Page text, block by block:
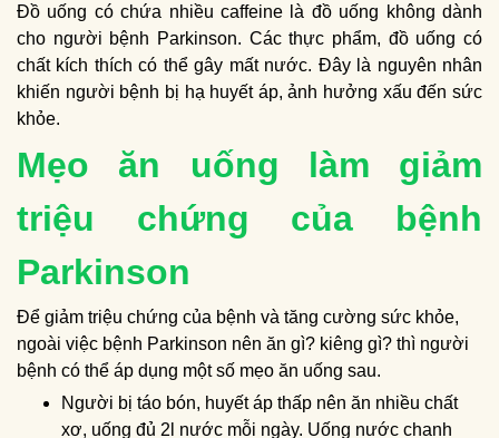
Đồ uống có chứa nhiều caffeine là đồ uống không dành
cho người bệnh Parkinson. Các thực phẩm, đồ uống có
chất kích thích có thể gây mất nước. Đây là nguyên nhân
khiến người bệnh bị hạ huyết áp, ảnh hưởng xấu đến sức
khỏe.
Mẹo ăn uống làm giảm
triệu chứng của bệnh
Parkinson
Để giảm triệu chứng của bệnh và tăng cường sức khỏe,
ngoài việc bệnh Parkinson nên ăn gì? kiêng gì? thì người
bệnh có thể áp dụng một số mẹo ăn uống sau.
Người bị táo bón, huyết áp thấp nên ăn nhiều chất
xơ, uống đủ 2l nước mỗi ngày. Uống nước chanh